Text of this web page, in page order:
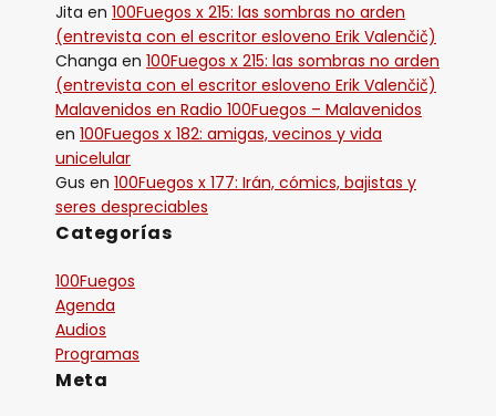
Jita en 100Fuegos x 215: las sombras no arden
(entrevista con el escritor esloveno Erik Valenčič)
Changa en 100Fuegos x 215: las sombras no arden
(entrevista con el escritor esloveno Erik Valenčič)
Malavenidos en Radio 100Fuegos – Malavenidos
en 100Fuegos x 182: amigas, vecinos y vida
unicelular
Gus en 100Fuegos x 177: Irán, cómics, bajistas y
seres despreciables
Categorías
100Fuegos
Agenda
Audios
Programas
Meta